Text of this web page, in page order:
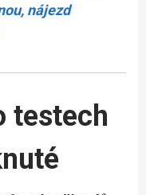
nájezd
testech